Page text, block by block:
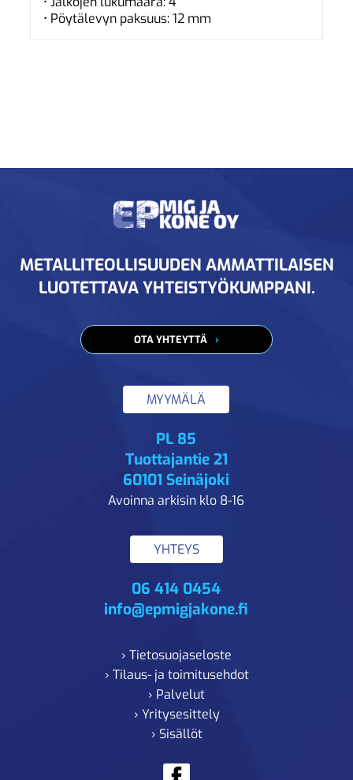
• Pöytälevyn paksuus: 12 mm
METALLITEOLLISUUDEN AMMATTILAISEN
LUOTETTAVA YHTEISTYÖKUMPPANI.
OTA YHTEYTTÄ
MYYMÄLÄ
PL 85
Tuottajantie 21
60101 Seinäjoki
Avoinna arkisin klo 8-16
YHTEYS
06 414 0454
info@epmigjakone.fi
› Tietosuojaseloste
› Tilaus- ja toimitusehdot
› Palvelut
› Yritysesittely
› Sisällöt